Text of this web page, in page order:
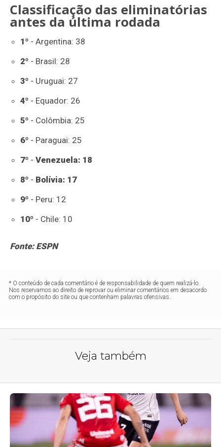
Classificação das eliminatórias
antes da última rodada
1º - Argentina: 38
2º - Brasil: 28
3º - Uruguai: 27
4º - Equador: 26
5º - Colômbia: 25
6º - Paraguai: 25
7º - Venezuela: 18
8º - Bolívia: 17
9º - Peru: 12
10º - Chile: 10
Fonte: ESPN
* O conteúdo de cada comentário é de responsabilidade de quem realizá-lo.
Nos reservamos ao direito de reprovar ou eliminar comentários em desacordo
com o propósito do site ou que contenham palavras ofensivas.
Veja também